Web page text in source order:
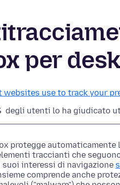
per
websites use to track your
degli utenti lo ha giudicato
protegge automaticamente
traccianti che
interessi di navigazione
comprende anche